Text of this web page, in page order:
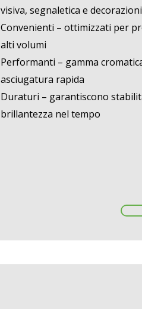
visiva, segnaletica e decorazioni
Convenienti – ottimizzati per
alti volumi
Performanti – gamma
asciugatura rapida
Duraturi – garantiscono
brillantezza nel tempo